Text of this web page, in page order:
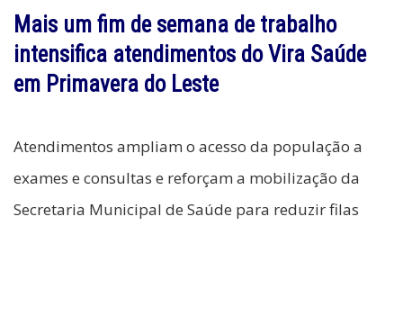
Mais um fim de semana de trabalho
intensifica atendimentos do Vira Saúde
em Primavera do Leste
Atendimentos ampliam o acesso da população a
exames e consultas e reforçam a mobilização da
Secretaria Municipal de Saúde para reduzir filas